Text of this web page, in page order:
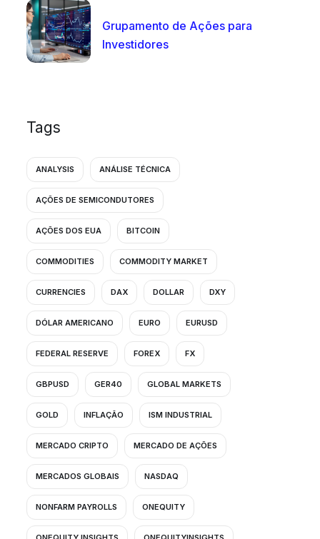
Grupamento de Ações para
Investidores
Tags
ANALYSIS ANÁLISE TÉCNICA
AÇÕES DE SEMICONDUTORES
AÇÕES DOS EUA BITCOIN
COMMODITIES COMMODITY MARKET
CURRENCIES DAX DOLLAR DXY
DÓLAR AMERICANO EURO EURUSD
FEDERAL RESERVE FOREX FX
GBPUSD GER40 GLOBAL MARKETS
GOLD INFLAÇÃO ISM INDUSTRIAL
MERCADO CRIPTO MERCADO DE AÇÕES
MERCADOS GLOBAIS NASDAQ
NONFARM PAYROLLS ONEQUITY